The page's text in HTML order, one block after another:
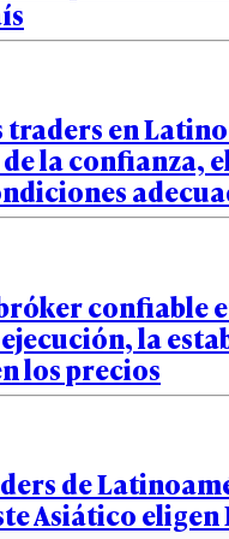
traders en
la confianza,
confiable
la
los precios
de
Asiático eligen